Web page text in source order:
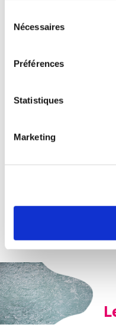
Nécessaires
Préférences
Statistiques
Marketing
restant